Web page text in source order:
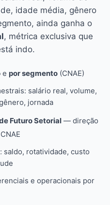
idade média, gênero
ainda ganha o
, métrica exclusiva que
indo.
e por segmento (CNAE)
salário real, volume,
jornada
Futuro Setorial — direção
saldo, rotatividade, custo
e operacionais por